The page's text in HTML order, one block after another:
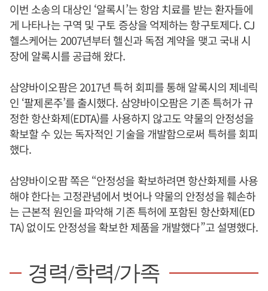
이번 소송의 대상인 ‘알록시’는 항암 치료를 받는 환자들에
게 나타나는 구역 및 구토 증상을 억제하는 항구토제다. CJ
헬스케어는 2007년부터 헬신과 독점 계약을 맺고 국내 시
장에 알록시를 공급해 왔다.
삼양바이오팜은 2017년 특허 회피를 통해 알록시의 제네릭
인 ‘팔제론주’를 출시했다. 삼양바이오팜은 기존 특허가 규
정한 항산화제(EDTA)를 사용하지 않고도 약물의 안정성을
확보할 수 있는 독자적인 기술을 개발함으로써 특허를 회피
했다.
삼양바이오팜 쪽은 “안정성을 확보하려면 항산화제를 사용
해야 한다는 고정관념에서 벗어나 약물의 안정성을 훼손하
는 근본적 원인을 파악해 기존 특허에 포함된 항산화제(ED
TA) 없이도 안정성을 확보한 제품을 개발했다”고 설명했다.
경력/학력/가족